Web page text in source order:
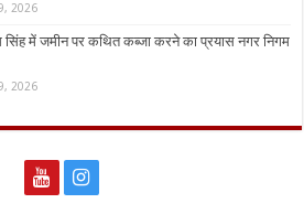
2026
में जमीन पर कथित कब्जा करने का प्रयास नगर निगम
2026